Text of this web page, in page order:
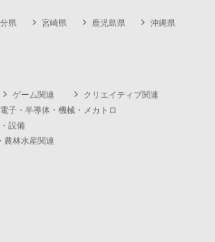
県 宮崎県 鹿児島県
沖縄県
ゲーム関連
クリエイティブ関連
子・半導体・機械・メカトロ
設備
農林水産関連